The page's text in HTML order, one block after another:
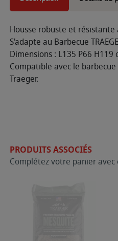
Housse robuste et
S'adapte au Barbecue
Dimensions : L135 P66 H119
Compatible avec le
Traeger.
PRODUITS ASSOCIÉS
Complétez votre panier avec